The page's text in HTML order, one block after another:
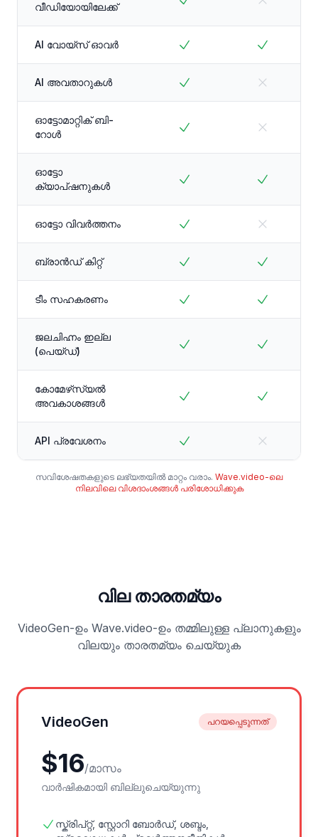
വീഡിയോയിലേക്ക്
AI വോയ്സ് ഓവർ
AI അവതാറുകൾ
ഓട്ടോമാറ്റിക് ബി-
റോൾ
ഓട്ടോ
ക്യാപ്ഷനുകൾ
ഓട്ടോ വിവർത്തനം
ബ്രാൻഡ് കിറ്റ്
ടീം സഹകരണം
ജലചിഹ്നം ഇല്ല
(പെയ്ഡ്)
കോമേഴ്‌സ്യൽ
അവകാശങ്ങൾ
API പ്രവേശനം
സവിശേഷതകളുടെ ലഭ്യതയിൽ മാറ്റം വരാം. Wave.video-ലെ
നിലവിലെ വിശദാംശങ്ങൾ പരിശോധിക്കുക
വില താരതമ്യം
VideoGen-ഉം Wave.video-ഉം തമ്മിലുള്ള പ്ലാനുകളും
വിലയും താരതമ്യം ചെയ്യുക
VideoGen പറയപ്പെടുന്നത്
$16/മാസം
വാർഷികമായി ബില്ലുചെയ്യുന്നു
സ്ക്രിപ്റ്റ്, സ്റ്റോറി ബോർഡ്, ശബ്ദം,